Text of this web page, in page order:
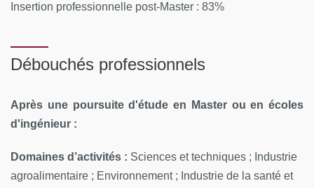
Insertion professionnelle post-Master : 83%
Débouchés professionnels
Après une poursuite d'étude en Master ou en écoles
d'ingénieur :
Domaines d’activités : Sciences et techniques ; Industrie
agroalimentaire ; Environnement ; Industrie de la santé et